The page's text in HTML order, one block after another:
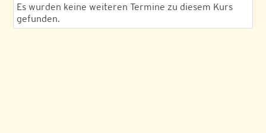
Es wurden keine weiteren Termine zu diesem Kurs
gefunden.